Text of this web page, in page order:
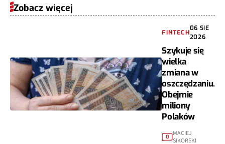
Zobacz więcej
FINTECH
06 SIE
2026
Szykuje się
wielka
zmiana w
oszczędzaniu.
Obejmie
miliony
Polaków
0 MACIEJ
SIKORSKI